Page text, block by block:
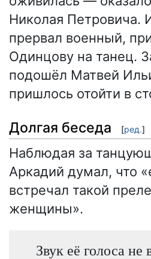
Николая Петровича.
прервал военный,
Одинцову на танец.
подошёл Матвей
пришлось отойти в
Долгая беседа [ред.]
Наблюдая за
Аркадий думал, что
встречал такой
женщины».
Звук её голоса не